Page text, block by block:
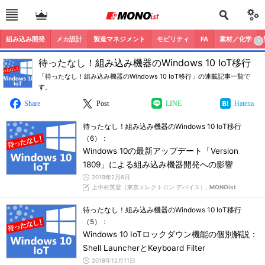
組み込み開発 メカ設計 製造マネジメント モビリティ FA 素材／化学
待ったなし！組み込み機器のWindows 10 IoT移行
「待ったなし！組み込み機器のWindows 10 IoT移行」の連載記事一覧で
す。
Share
Post LINE Hatena
待ったなし！組み込み機器のWindows 10 IoT移行
（6）：
Windows 10の最新アップデート「Version
1809」による組み込み機器開発への影響
2019年2月6日
上中村英登（東京エレクトロン デバイス）, MONOist
待ったなし！組み込み機器のWindows 10 IoT移行
（5）：
Windows 10 IoTロックダウン機能の個別解説：
Shell LauncherとKeyboard Filter
2018年12月11日